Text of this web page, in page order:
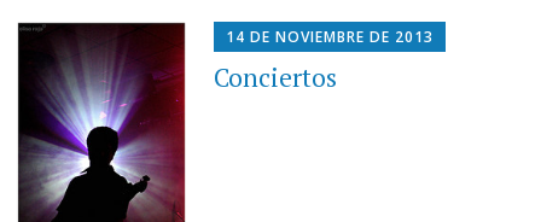
14 DE NOVIEMBRE DE 2013
Conciertos